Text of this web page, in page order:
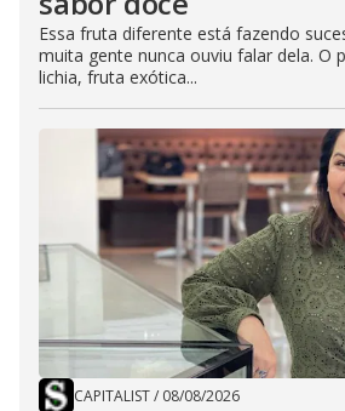
Essa fruta diferente está fazendo
muita gente nunca ouviu falar dela. O
lichia, fruta exótica...
CAPITALIST/ 08/08/2026